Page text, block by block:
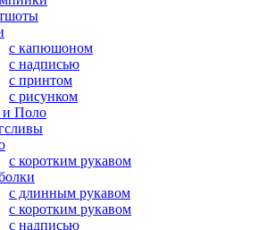
с капюшоном
с надписью
с принтом
с рисунком
и Поло
с коротким рукавом
с длинным рукавом
с коротким рукавом
с надписью